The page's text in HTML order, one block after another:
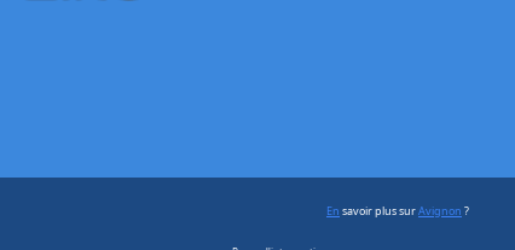
En savoir plus surAvignon ?